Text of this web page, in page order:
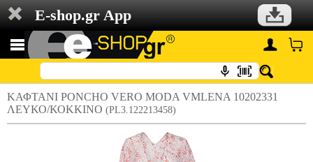
E-shop.gr App
ΚΑΦΤΑΝΙ PONCHO VERO MODA VMLENA 10202331
ΛΕΥΚΟ/ΚΟΚΚΙΝΟ (PL3.122213458)